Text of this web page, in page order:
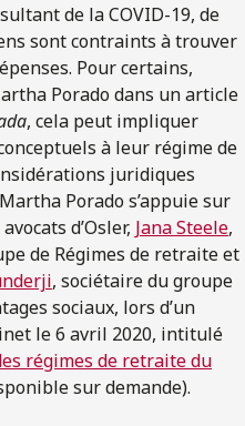
de la COVID-19, de
sont contraints à trouver
Pour certains,
Porado dans un article
, cela peut impliquer
à leur régime de
juridiques
Porado s’appuie sur
d’Osler, Jana Steele,
de Régimes de retraite et
, sociétaire du groupe
sociaux, lors d’un
le 6 avril 2020, intitulé
régimes de retraite du
sur demande).